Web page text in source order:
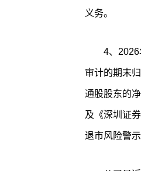
义务。
4、
审计的期末
通股股东的
及《深圳证
退市风险警示